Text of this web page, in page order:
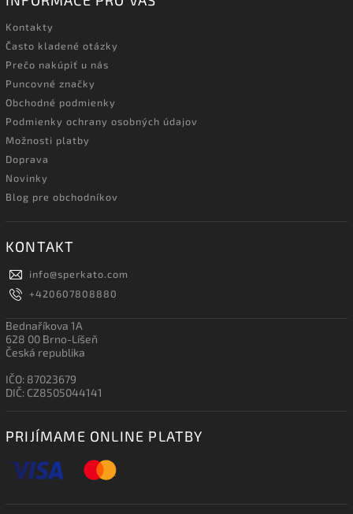
Kontakty
Často kladené otázky
Prečo nakúpiť u nás
Puncovné značky
Obchodné podmienky
Podmienky ochrany osobných údajov
Možnosti platby
Doprava
Novinky
Blog pre obchodníkov
KONTAKT
info@sperkato.com
+420607808880
Bednaříkova 1A
628 00 Brno-Líšeň
Česká republika
IČO: 87023679
DIČ: CZ8505044141
PRIJÍMAME ONLINE PLATBY